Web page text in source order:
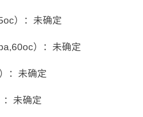
）：未确定
）：未确定
：未确定
：未确定